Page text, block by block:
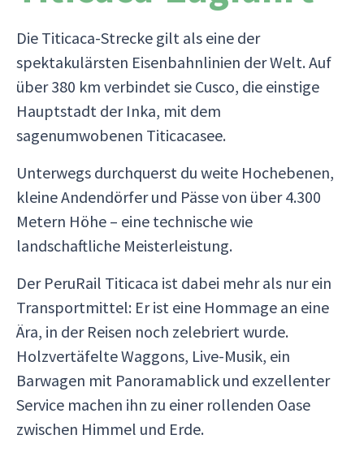
Die Titicaca-Strecke gilt als eine der
spektakulärsten Eisenbahnlinien der Welt. Auf
über 380 km verbindet sie Cusco, die einstige
Hauptstadt der Inka, mit dem
sagenumwobenen Titicacasee.
Unterwegs durchquerst du weite Hochebenen,
kleine Andendörfer und Pässe von über 4.300
Metern Höhe – eine technische wie
landschaftliche Meisterleistung.
Der PeruRail Titicaca ist dabei mehr als nur ein
Transportmittel: Er ist eine Hommage an eine
Ära, in der Reisen noch zelebriert wurde.
Holzvertäfelte Waggons, Live-Musik, ein
Barwagen mit Panoramablick und exzellenter
Service machen ihn zu einer rollenden Oase
zwischen Himmel und Erde.